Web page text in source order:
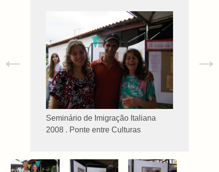
Seminário de Imigração Italiana
2008 . Ponte entre Culturas
← →